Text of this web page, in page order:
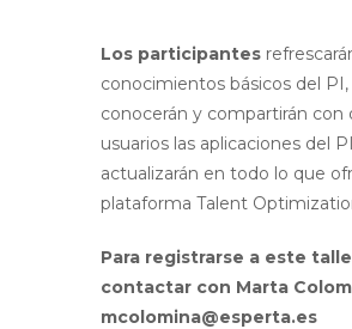
Los participantes
conocimientos básicos del PI,
conocerán y compartirán con
usuarios las aplicaciones del
actualizarán en todo lo que
plataforma Talent
Para registrarse a este
contactar con Marta
mcolomina@esperta.es